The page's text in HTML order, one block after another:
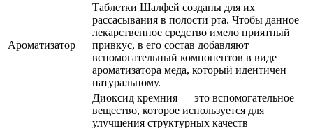
Ароматизатор
Таблетки Шалфей созданы для их
рассасывания в полости рта. Чтобы данное
лекарственное средство имело приятный
привкус, в его состав добавляют
вспомогательный компонентов в виде
ароматизатора меда, который идентичен
натуральному.
Диоксид кремния — это вспомогательное
вещество, которое используется для
улучшения структурных качеств